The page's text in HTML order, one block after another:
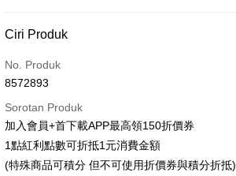
Kaedah Pembayaran
Kad Kredit (Bayaran Penuh)
Pengambilan di Kedai Serbaneka
LINE Pay
Apple Pay
Ciri Produk
No. Produk
8572893
Sorotan Produk
加入會員+首下載APP最高領150折價券
1點紅利點數可折抵1元消費金額
(特殊商品可積分 但不可使用折價券與積分折抵)